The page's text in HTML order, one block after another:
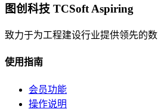
图创科技 TCSoft Aspiring
致力于为工程建设行业提供领先的
使用指南
会员功能
操作说明